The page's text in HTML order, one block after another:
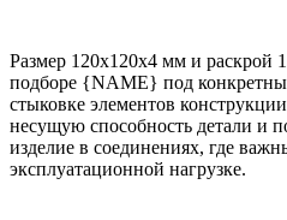
Размер 120х120х4 мм и раскрой
подборе {NAME} под
стыковке элементов
несущую способность детали и
изделие в соединениях, где
эксплуатационной нагрузке.